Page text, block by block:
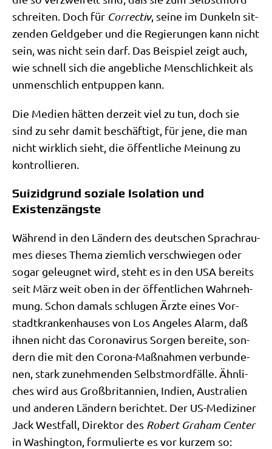
schrei­ten. Doch für Cor­rec­tiv, sei­ne im Dun­keln sit­
zen­den Geld­ge­ber und die Regie­run­gen kann nicht
sein, was nicht sein darf. Das Bei­spiel zeigt auch,
wie schnell sich die angeb­li­che Mensch­lich­keit als
unmensch­lich ent­pup­pen kann.
Die Medi­en hät­ten der­zeit viel zu tun, doch sie
sind zu sehr damit beschäf­tigt, für jene, die man
nicht wirk­lich sieht, die öffent­li­che Mei­nung zu
kontrollieren.
Suizidgrund soziale Isolation und
Existenzängste
Wäh­rend in den Län­dern des deut­schen Sprach­rau­
mes die­ses The­ma ziem­lich ver­schwie­gen oder
sogar geleug­net wird, steht es in den USA bereits
seit März weit oben in der öffent­li­chen Wahr­neh­
mung. Schon damals schlu­gen Ärz­te eines Vor­
stadt­kran­ken­hau­ses von Los Ange­les Alarm, daß
ihnen nicht das Coro­na­vi­rus Sor­gen berei­te, son­
dern die mit den Coro­na-Maß­nah­men ver­bun­de­
nen, stark zuneh­men­den Selbst­mord­fäl­le. Ähn­li­
ches wird aus Groß­bri­tan­ni­en, Indi­en, Austra­li­en
und ande­ren Län­dern berich­tet. Der US-Medi­zi­ner
Jack West­fall, Direk­tor des Robert Gra­ham Cen­ter
in Washing­ton, for­mu­lier­te es vor kur­zem so: